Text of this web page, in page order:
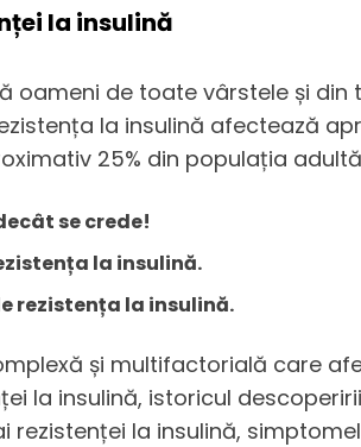
la insulină
oameni de toate vârstele și
la insulină afectează
25% din populația
se crede!
la insulină.
rezistența la insulină.
și multifactorială care
la insulină, istoricul
la insulină,